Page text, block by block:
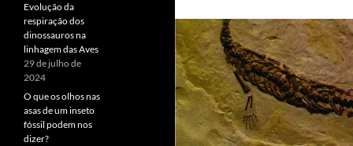
Evolução da
respiração dos
dinossauros na
linhagem das Aves
29 de julho de
2024
O que os olhos nas
asas de um inseto
fóssil podem nos
dizer?